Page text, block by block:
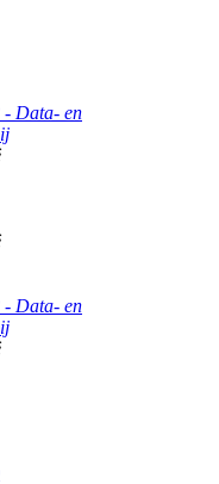
- Data- en
- Data- en